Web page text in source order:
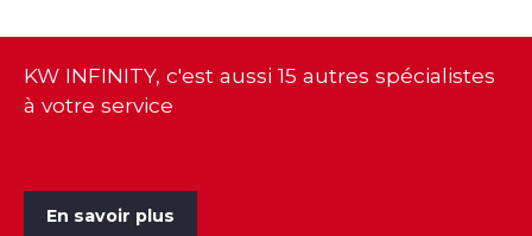
KW INFINITY, c'est aussi 15 autres spécialistes
à votre service
En savoir plus